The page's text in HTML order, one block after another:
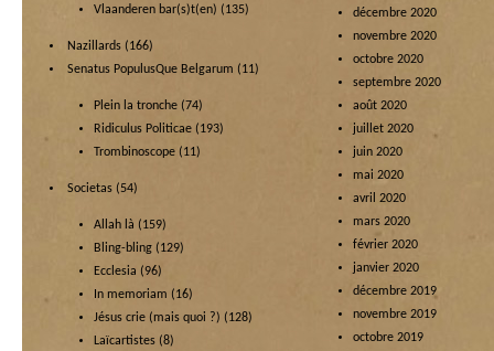
Vlaanderen bar(s)t(en) (135)
Nazillards (166)
Senatus PopulusQue Belgarum (11)
Plein la tronche (74)
Ridiculus Politicae (193)
Trombinoscope (11)
Societas (54)
Allah là (159)
Bling-bling (129)
Ecclesia (96)
In memoriam (16)
Jésus crie (mais quoi ?) (128)
Laïcartistes (8)
décembre 2020
novembre 2020
octobre 2020
septembre 2020
août 2020
juillet 2020
juin 2020
mai 2020
avril 2020
mars 2020
février 2020
janvier 2020
décembre 2019
novembre 2019
octobre 2019